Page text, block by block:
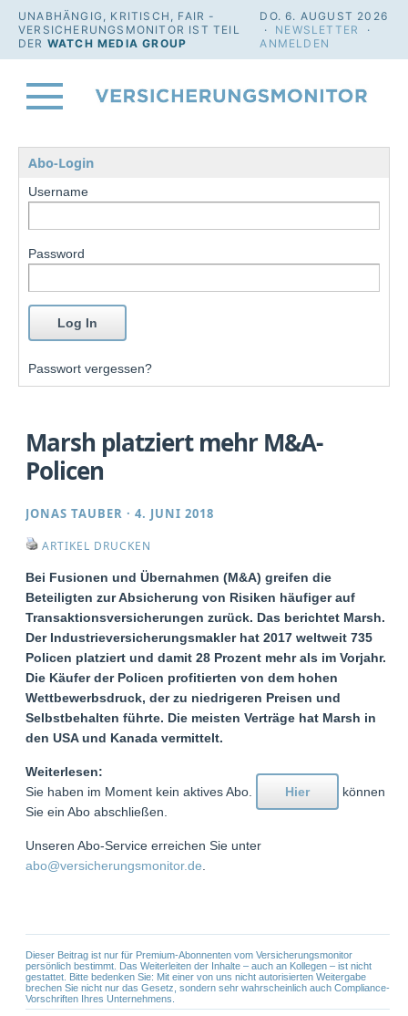
UNABHÄNGIG, KRITISCH, FAIR -
VERSICHERUNGSMONITOR IST TEIL
DER WATCH MEDIA GROUP
DO. 6. AUGUST 2026
· NEWSLETTER
·
ANMELDEN
Abo-Login
Username
Password
Passwort vergessen?
Marsh platziert mehr M&A-
Policen
JONAS TAUBER ·4. JUNI 2018
ARTIKEL DRUCKEN
Bei Fusionen und Übernahmen (M&A) greifen die
Beteiligten zur Absicherung von Risiken häufiger auf
Transaktionsversicherungen zurück. Das berichtet Marsh.
Der Industrieversicherungsmakler hat 2017 weltweit 735
Policen platziert und damit 28 Prozent mehr als im Vorjahr.
Die Käufer der Policen profitierten von dem hohen
Wettbewerbsdruck, der zu niedrigeren Preisen und
Selbstbehalten führte. Die meisten Verträge hat Marsh in
den USA und Kanada vermittelt.
Weiterlesen:
Sie haben im Moment kein aktives Abo.
Hier
können
Sie ein Abo abschließen.
Unseren Abo-Service erreichen Sie unter
abo@versicherungsmonitor.de
Dieser Beitrag ist nur für Premium-Abonnenten vom Versicherungsmonitor
persönlich bestimmt. Das Weiterleiten der Inhalte – auch an Kollegen – ist nicht
gestattet. Bitte bedenken Sie: Mit einer von uns nicht autorisierten Weitergabe
brechen Sie nicht nur das Gesetz, sondern sehr wahrscheinlich auch Compliance-
Vorschriften Ihres Unternehmens.